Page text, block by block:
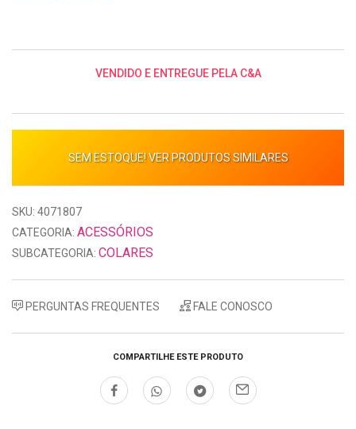
VENDIDO E ENTREGUE PELA C&A
SEM ESTOQUE! VER PRODUTOS SIMILARES
SKU: 4071807
CATEGORIA: ACESSÓRIOS
SUBCATEGORIA: COLARES
PERGUNTAS FREQUENTES FALE CONOSCO
COMPARTILHE ESTE PRODUTO